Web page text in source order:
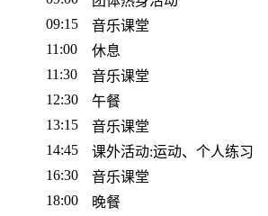
09:15
音乐课堂
11:00
休息
11:30
音乐课堂
12:30
午餐
13:15
音乐课堂
14:45
课外活动:运动、个人练习
16:30
音乐课堂
18:00
晚餐